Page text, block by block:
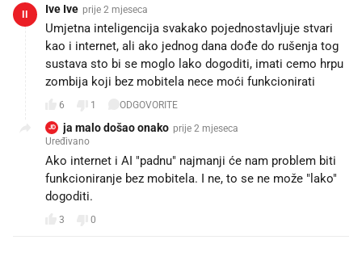
II Ive Ive prije 2 mjeseca
Umjetna inteligencija svakako pojednostavljuje stvari
kao i internet, ali ako jednog dana dođe do rušenja tog
sustava sto bi se moglo lako dogoditi, imati cemo hrpu
zombija koji bez mobitela nece moći funkcionirati
6 1 ODGOVORITE
JD ja malo došao onako prije 2 mjeseca
Uređivano
Ako internet i AI "padnu" najmanji će nam problem biti
funkcioniranje bez mobitela. I ne, to se ne može "lako"
dogoditi.
3 0